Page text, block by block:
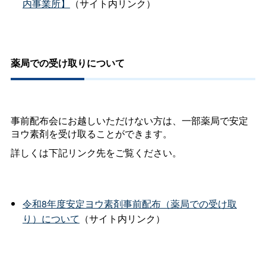
内事業所】
（サイト内リンク）
薬局での受け取りについて
事前配布会にお越しいただけない方は、一部薬局で安定
ヨウ素剤を受け取ることができます。
詳しくは下記リンク先をご覧ください。
令和8年度安定ヨウ素剤事前配布（薬局での受け取
り）について （サイト内リンク）